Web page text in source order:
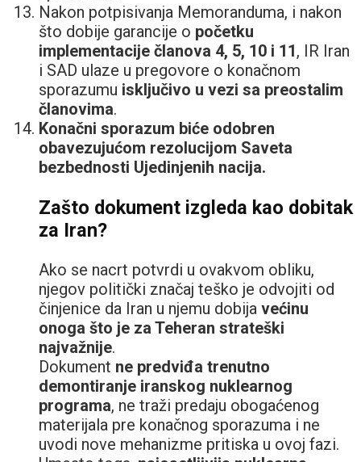
Nakon potpisivanja Memoranduma, i nakon
što dobije garancije o početku
implementacije članova 4, 5, 10 i 11, IR Iran
i SAD ulaze u pregovore o konačnom
sporazumu isključivo u vezi sa preostalim
članovima.
Konačni sporazum biće odobren
obavezujućom rezolucijom Saveta
bezbednosti Ujedinjenih nacija.
Zašto dokument izgleda kao dobitak
za Iran?
Ako se nacrt potvrdi u ovakvom obliku,
njegov politički značaj teško je odvojiti od
činjenice da Iran u njemu dobija većinu
onoga što je za Teheran strateški
najvažnije.
Dokument ne predviđa trenutno
demontiranje iranskog nuklearnog
programa, ne traži predaju obogaćenog
materijala pre konačnog sporazuma i ne
uvodi nove mehanizme pritiska u ovoj fazi.